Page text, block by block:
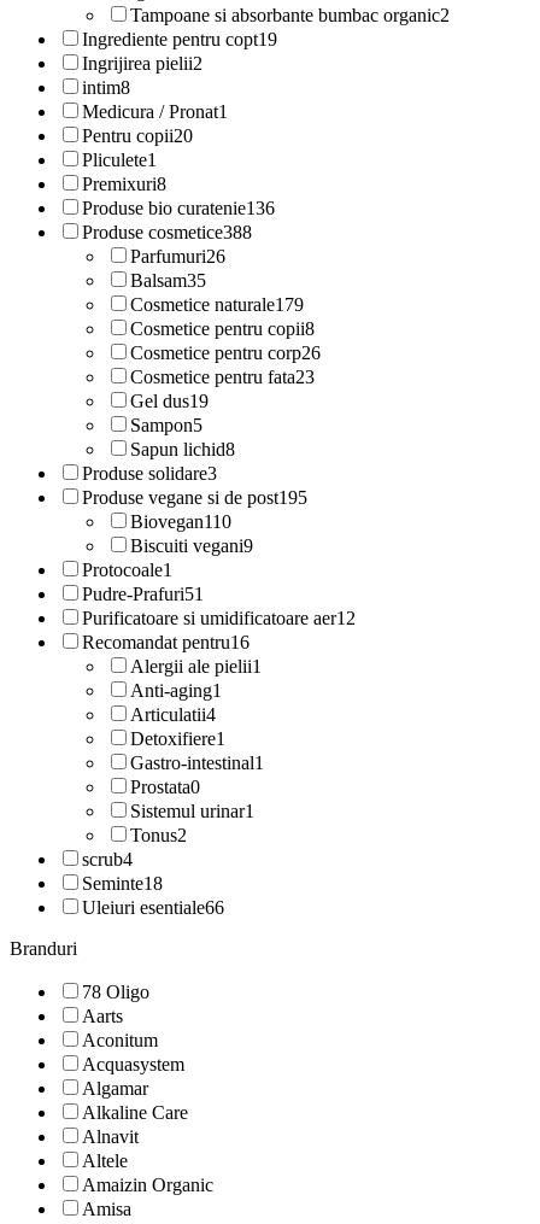
Tampoane si absorbante bumbac organic2
Ingrediente pentru copt19
Ingrijirea pielii2
intim8
Medicura / Pronat1
Pentru copii20
Pliculete1
Premixuri8
Produse bio curatenie136
Produse cosmetice388
Parfumuri26
Balsam35
Cosmetice naturale179
Cosmetice pentru copii8
Cosmetice pentru corp26
Cosmetice pentru fata23
Gel dus19
Sampon5
Sapun lichid8
Produse solidare3
Produse vegane si de post195
Biovegan110
Biscuiti vegani9
Protocoale1
Pudre-Prafuri51
Purificatoare si umidificatoare aer12
Recomandat pentru16
Alergii ale pielii1
Anti-aging1
Articulatii4
Detoxifiere1
Gastro-intestinal1
Prostata0
Sistemul urinar1
Tonus2
scrub4
Seminte18
Uleiuri esentiale66
Branduri
78 Oligo
Aarts
Aconitum
Acquasystem
Algamar
Alkaline Care
Alnavit
Altele
Amaizin Organic
Amisa